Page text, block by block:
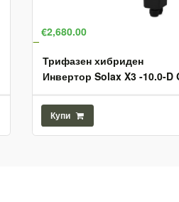
€2,680.00
Трифазен хибриден
Инвертор Solax X3 -10.0-D
Купи